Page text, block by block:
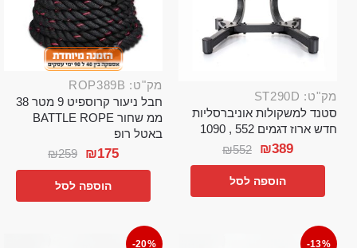
מק"ט: ST290D
סטנד למשקולות אוניברסליות
חדש ארוז דגמים 552 , 1090
₪552 ₪389
הוספה לסל
מק"ט: ROP389B
חבל ניעור קרוספיט 9 מטר 38
ממ שחור BATTLE ROPE
באטל רופ
₪259 ₪175
הוספה לסל
-13%
-20%